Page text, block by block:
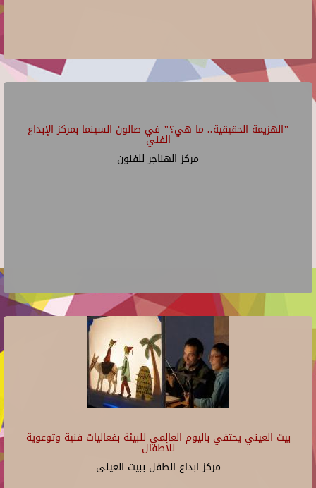
"الهزيمة الحقيقية.. ما هي؟" في صالون السينما بمركز الإبداع
الفني
مركز الهناجر للفنون
بيت العيني يحتفي باليوم العالمي للبيئة بفعاليات فنية وتوعوية
للأطفال
مركز ابداع الطفل ببيت العينى